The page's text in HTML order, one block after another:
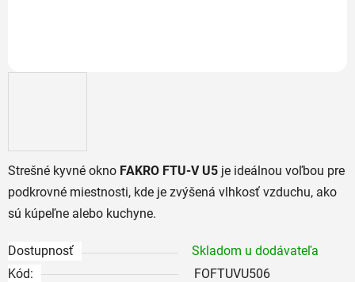
Strešné kyvné okno FAKRO FTU-V U5 je ideálnou voľbou pre
podkrovné miestnosti, kde je zvýšená vlhkosť vzduchu, ako
sú kúpeľne alebo kuchyne.
Dostupnosť
Skladom u dodávateľa
Kód:
FOFTUVU506